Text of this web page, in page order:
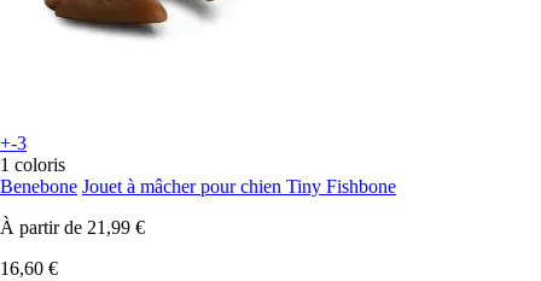
+-3
1 coloris
Benebone Jouet à mâcher pour chien Tiny Fishbone
À partir de 21,99 €
16,60 €